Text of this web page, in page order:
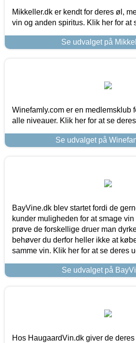
Mikkeller.dk er kendt for deres øl,
vin og anden spiritus. Klik her for at
Se udvalget på
Winefamly.com er en medlemsklub
alle niveauer. Klik her for at se
Se udvalget på
BayVine.dk blev startet fordi de
kunder muligheden for at smage
prøve de forskellige druer man
behøver du derfor heller ikke at
samme vin. Klik her for at se deres
Se udvalget på
Hos HaugaardVin.dk giver de